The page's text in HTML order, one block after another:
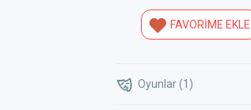
FAVORİME EKLE
Oyunlar (1)